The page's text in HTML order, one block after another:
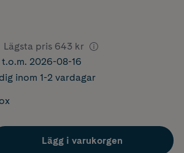
Lägsta pris 643 kr
2026-08-16
inom 1-2 vardagar
Lägg i varukorgen